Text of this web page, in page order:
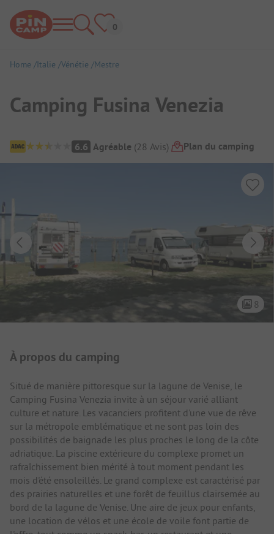
Home Italie Vénétie Mestre
Camping Fusina Venezia
Aperçu du camping
6.6 Agréable (28 Avis) Plan du camping
8
Présentation du camping
À propos du camping
Situé de manière pittoresque sur la lagune de Venise, le
Camping Fusina Venezia invite à un séjour varié alliant
culture et nature. Les vacanciers profitent d'une vue de rêve
sur la métropole emblématique et ne sont pas loin des
possibilités de baignade les plus proches le long de la côte
adriatique. La piscine extérieure du complexe promet un
rafraîchissement bien mérité à tout moment pendant les
mois d'été ensoleillés. Le grand complexe est caractérisé par
des prairies naturelles et une forêt de feuillus clairsemée au
bord de la lagune de Venise. Une aire de jeux pour enfants,
une location de vélos et une école de voile font partie de